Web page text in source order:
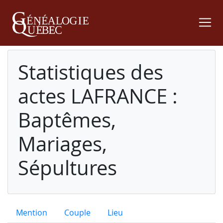
Statistiques des
actes LAFRANCE :
Baptêmes,
Mariages,
Sépultures
Mention Couple Lieu